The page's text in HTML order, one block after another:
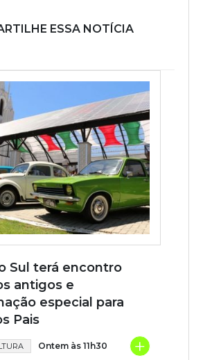
ESSA NOTÍCIA
Sul terá encontro
antigos e
especial para
Pais
Ontem às 11h30 +